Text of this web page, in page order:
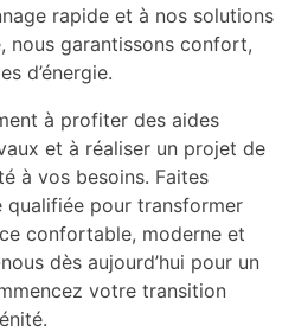
rapide et à nos solutions
nous garantissons confort,
d’énergie.
à profiter des aides
et à réaliser un projet de
à vos besoins. Faites
pour transformer
confortable, moderne et
dès aujourd’hui pour un
votre transition